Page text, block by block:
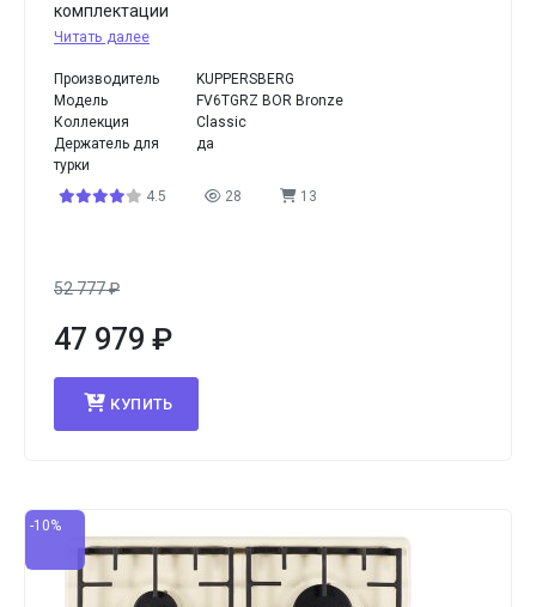
комплектации
Читать далее
Производитель
KUPPERSBERG
Модель
FV6TGRZ BOR Bronze
Коллекция
Classic
Держатель для
турки
да
4.5 28 13
52 777₽
47 979 ₽
КУПИТЬ
-10%